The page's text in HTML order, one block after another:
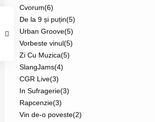
Cvorum(6)
De la 9 și puțin(5)
Urban Groove(5)
Vorbeste vinul(5)
Zi Cu Muzica(5)
SlangJams(4)
CGR Live(3)
In Sufragerie(3)
Rapcenzie(3)
Vin de-o poveste(2)